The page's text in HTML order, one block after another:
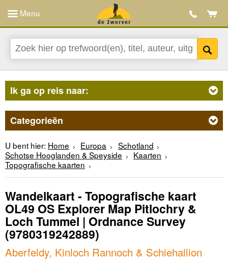
Menu
Ik ga op reis naar:
Categorieën
U bent hier: Home Europa
Schotland
Schotse Hooglanden & Speyside
Kaarten
Topografische kaarten
Wandelkaart - Topografische kaart
OL49 OS Explorer Map Pitlochry &
Loch Tummel | Ordnance Survey
(9780319242889)
Aberfeldy, Kinloch Rannoch & Schiehallion